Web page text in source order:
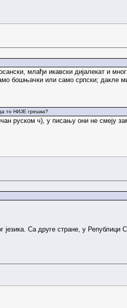
млађи икавски дијалекат и
бошњачки или само српски; дакле
то НИЈЕ грешка?
руском ч), у писању они не смеју
Са друге стране, у Републици